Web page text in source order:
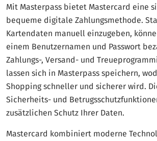
Mit Masterpass bietet Mastercard eine
bequeme digitale Zahlungsmethode.
Kartendaten manuell einzugeben,
einem Benutzernamen und Passwort
Zahlungs-, Versand- und
lassen sich in Masterpass speichern,
Shopping schneller und sicherer wird.
Sicherheits- und
zusätzlichen Schutz Ihrer Daten.
Mastercard kombiniert moderne